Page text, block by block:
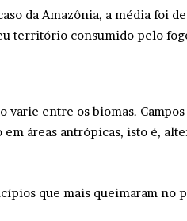
da Amazônia, a média foi
território consumido pelo
entre os biomas. Campos
áreas antrópicas, isto é,
que mais queimaram no